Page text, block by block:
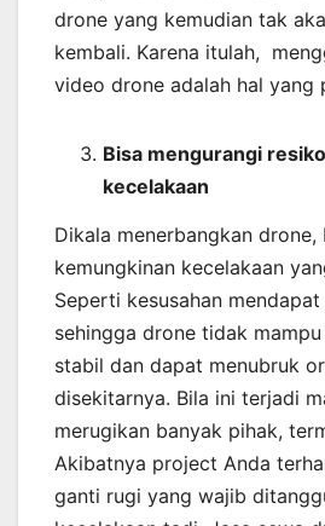
drone yang kemudian tak
kembali. Karena itulah,
video drone adalah hal yang
Bisa mengurangi
kecelakaan
Dikala menerbangkan drone,
kemungkinan kecelakaan
Seperti kesusahan mendapat
sehingga drone tidak
stabil dan dapat menubruk
disekitarnya. Bila ini terjadi
merugikan banyak pihak,
Akibatnya project Anda
ganti rugi yang wajib